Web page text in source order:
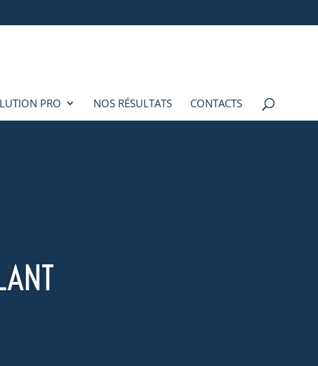
PRO NOS RÉSULTATS CONTACTS